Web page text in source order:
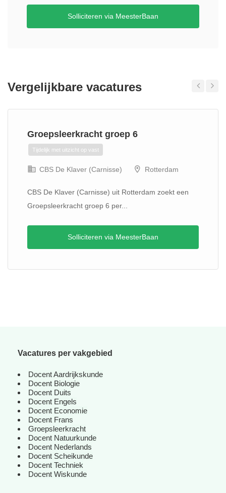
Solliciteren via MeesterBaan
Vergelijkbare vacatures
Groepsleerkracht groep 6
Tijdelijk met uitzicht op vast
CBS De Klaver (Carnisse) Rotterdam
CBS De Klaver (Carnisse) uit Rotterdam zoekt een
Groepsleerkracht groep 6 per...
Solliciteren via MeesterBaan
Vacatures per vakgebied
Docent Aardrijkskunde
Docent Biologie
Docent Duits
Docent Engels
Docent Economie
Docent Frans
Groepsleerkracht
Docent Natuurkunde
Docent Nederlands
Docent Scheikunde
Docent Techniek
Docent Wiskunde